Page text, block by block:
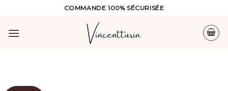
content
COMMANDE 100% SÉCURISÉE